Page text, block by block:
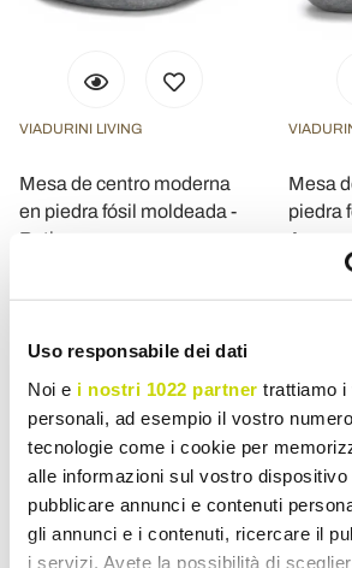
Uso responsabile dei dati
Noi e i nostri 1022 partner trattiamo i
personali, ad esempio il vostro
tecnologie come i cookie per
alle informazioni sul vostro dispositivo
pubblicare annunci e contenuti
gli annunci e i contenuti, ricercare il
i servizi. Avete la possibilità di
VIADURINI LIVING
Mesa de centro moderna
en piedra fósil moldeada -
Beth
- 20%
Mesa
piedra
Avenue
$
- 20%